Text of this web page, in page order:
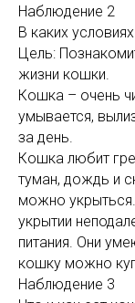
Наблюдение 2
В каких
Цель:
жизни кошки.
Кошка – очень
умывается,
за день.
Кошка любит
туман, дождь и
можно
укрытии
питания. Они
кошку можно
Наблюдение 3